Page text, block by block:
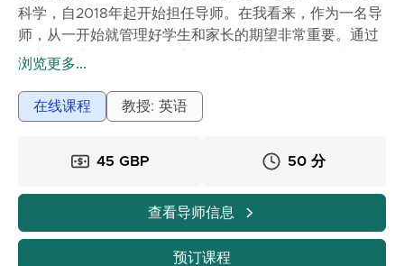
科学，自2018年起开始担任导师。在我看来，作为一名导
师，从一开始就管理好学生和家长的期望非常重要。通过
各方的一点合作和理解，这可以随着时间的推移越来越有
堂课对于奠定持续关系的基础和设定未来课程的议程至关
重要。学生显然希望取得巨大的进步；然而，他们也希望
力使这个过程变得愉快。一次介绍一个话题，同时了解学
能因每个学生而异，但目标是让他们感到舒适并让他们开
口说话。
浏览更多...
在线课程 教授: 英语
45 GBP 50 分
查看导师信息
预订课程